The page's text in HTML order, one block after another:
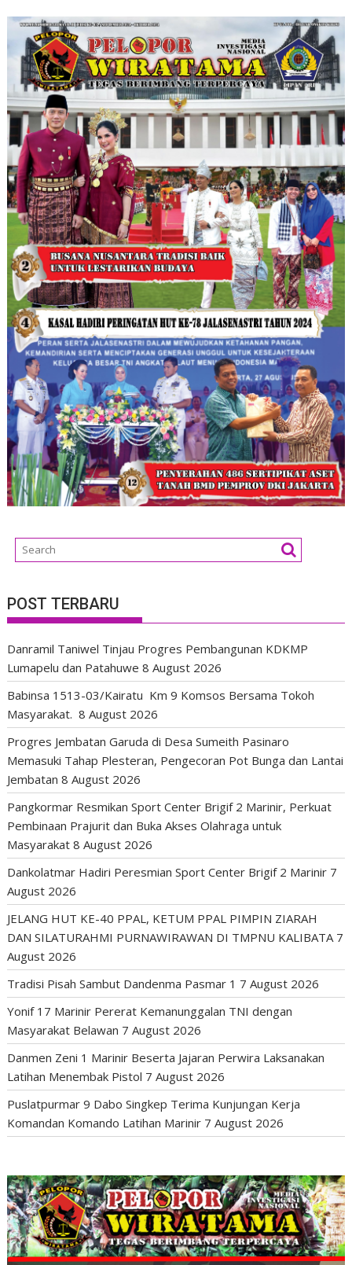
POST TERBARU
Danramil Taniwel Tinjau Progres Pembangunan KDKMP
Lumapelu dan Patahuwe 8 August 2026
Babinsa 1513-03/Kairatu Km 9 Komsos Bersama Tokoh
Masyarakat. 8 August 2026
Progres Jembatan Garuda di Desa Sumeith Pasinaro
Memasuki Tahap Plesteran, Pengecoran Pot Bunga dan Lantai
Jembatan 8 August 2026
Pangkormar Resmikan Sport Center Brigif 2 Marinir, Perkuat
Pembinaan Prajurit dan Buka Akses Olahraga untuk
Masyarakat 8 August 2026
Dankolatmar Hadiri Peresmian Sport Center Brigif 2 Marinir 7
August 2026
JELANG HUT KE-40 PPAL, KETUM PPAL PIMPIN ZIARAH
DAN SILATURAHMI PURNAWIRAWAN DI TMPNU KALIBATA 7
August 2026
Tradisi Pisah Sambut Dandenma Pasmar 1 7 August 2026
Yonif 17 Marinir Pererat Kemanunggalan TNI dengan
Masyarakat Belawan 7 August 2026
Danmen Zeni 1 Marinir Beserta Jajaran Perwira Laksanakan
Latihan Menembak Pistol 7 August 2026
Puslatpurmar 9 Dabo Singkep Terima Kunjungan Kerja
Komandan Komando Latihan Marinir 7 August 2026